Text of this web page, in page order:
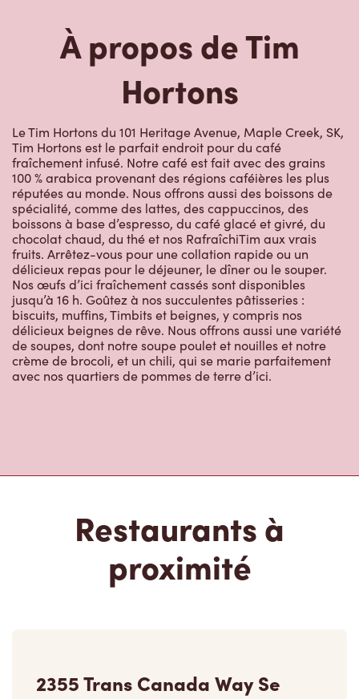
À propos de Tim
Hortons
Le Tim Hortons du 101 Heritage Avenue, Maple Creek, SK,
Tim Hortons est le parfait endroit pour du café
fraîchement infusé. Notre café est fait avec des grains
100 % arabica provenant des régions caféières les plus
réputées au monde. Nous offrons aussi des boissons de
spécialité, comme des lattes, des cappuccinos, des
boissons à base d’espresso, du café glacé et givré, du
chocolat chaud, du thé et nos RafraîchiTim aux vrais
fruits. Arrêtez-vous pour une collation rapide ou un
délicieux repas pour le déjeuner, le dîner ou le souper.
Nos œufs d’ici fraîchement cassés sont disponibles
jusqu’à 16 h. Goûtez à nos succulentes pâtisseries :
biscuits, muffins, Timbits et beignes, y compris nos
délicieux beignes de rêve. Nous offrons aussi une variété
de soupes, dont notre soupe poulet et nouilles et notre
crème de brocoli, et un chili, qui se marie parfaitement
avec nos quartiers de pommes de terre d’ici.
Restaurants à
proximité
2355 Trans Canada Way Se